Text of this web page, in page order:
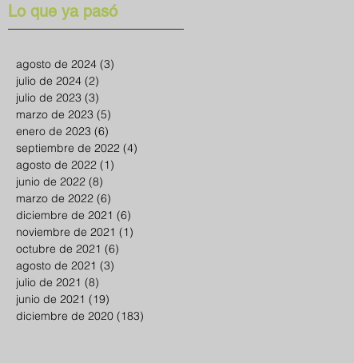
Lo que ya pasó
agosto de 2024 (3)
julio de 2024 (2)
julio de 2023 (3)
marzo de 2023 (5)
enero de 2023 (6)
septiembre de 2022 (4)
agosto de 2022 (1)
junio de 2022 (8)
marzo de 2022 (6)
diciembre de 2021 (6)
noviembre de 2021 (1)
octubre de 2021 (6)
agosto de 2021 (3)
julio de 2021 (8)
junio de 2021 (19)
diciembre de 2020 (183)